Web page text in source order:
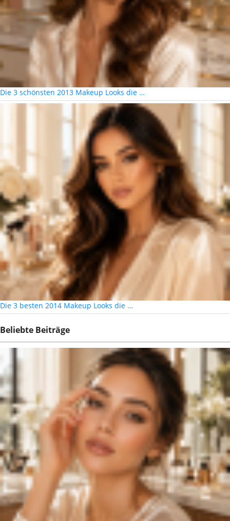
Die 3 schönsten 2013 Makeup Looks die …
Die 3 besten 2014 Makeup Looks die …
Beliebte Beiträge